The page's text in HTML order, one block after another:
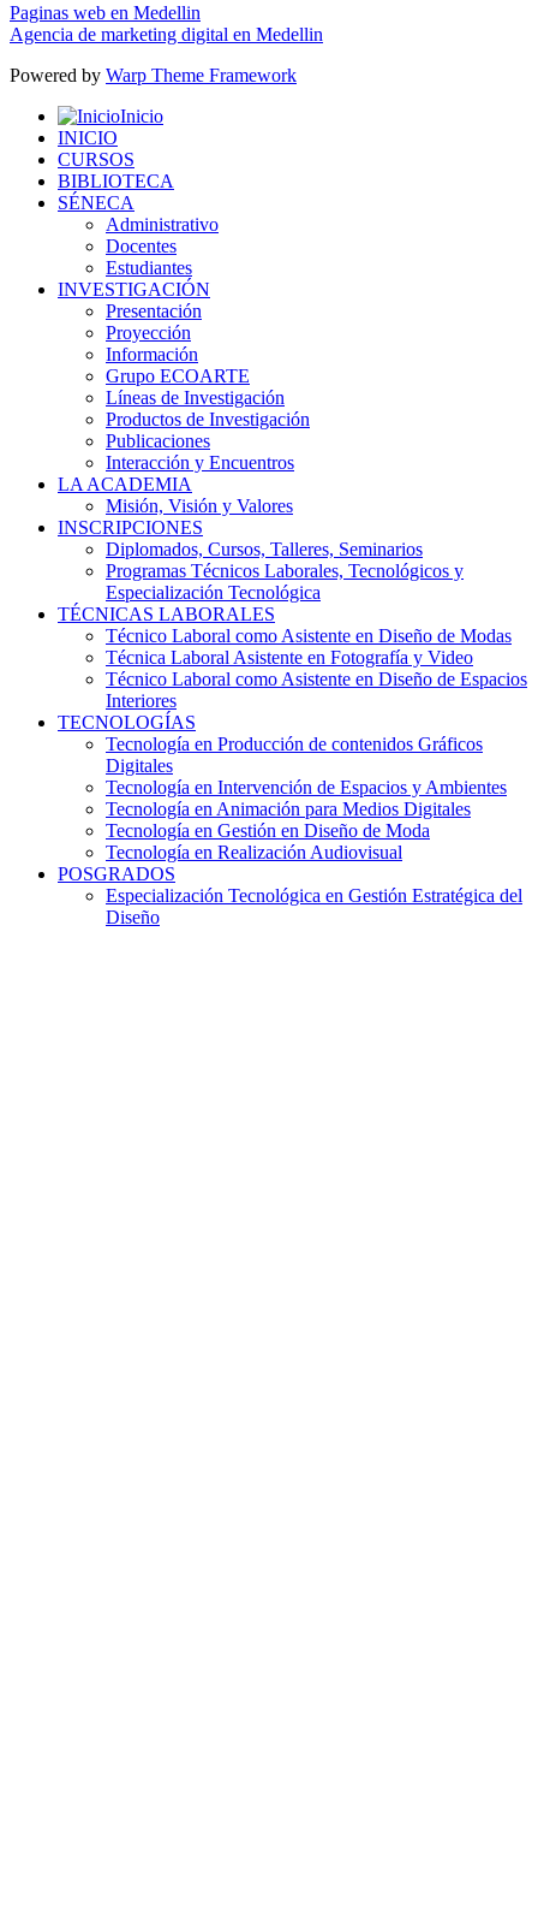
Paginas web en Medellin
Agencia de marketing digital en Medellin
Powered by Warp Theme Framework
Inicio
INICIO
CURSOS
BIBLIOTECA
SÉNECA
Administrativo
Docentes
Estudiantes
INVESTIGACIÓN
Presentación
Proyección
Información
Grupo ECOARTE
Líneas de Investigación
Productos de Investigación
Publicaciones
Interacción y Encuentros
LA ACADEMIA
Misión, Visión y Valores
INSCRIPCIONES
Diplomados, Cursos, Talleres, Seminarios
Programas Técnicos Laborales, Tecnológicos y
Especialización Tecnológica
TÉCNICAS LABORALES
Técnico Laboral como Asistente en Diseño de Modas
Técnica Laboral Asistente en Fotografía y Video
Técnico Laboral como Asistente en Diseño de Espacios
Interiores
TECNOLOGÍAS
Tecnología en Producción de contenidos Gráficos
Digitales
Tecnología en Intervención de Espacios y Ambientes
Tecnología en Animación para Medios Digitales
Tecnología en Gestión en Diseño de Moda
Tecnología en Realización Audiovisual
POSGRADOS
Especialización Tecnológica en Gestión Estratégica del
Diseño